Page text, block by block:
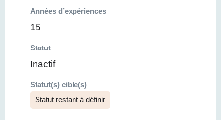
Années d’expériences
15
Statut
Inactif
Statut(s) cible(s)
Statut restant à définir